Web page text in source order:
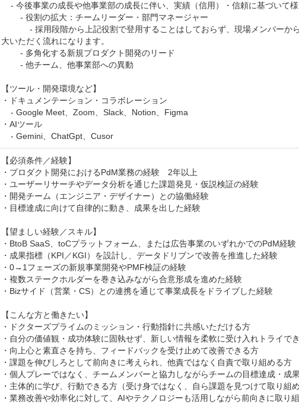
大いただく流れになります。
【ツール・開発環境など】
・ドキュメンテーション・コラボレーション
・AIツール
    - Gemini、ChatGpt、Cusor
【必須条件／経験】
・プロダクト開発におけるPdM業務の経験　2年以上
・ユーザーリサーチやデータ分析を通じた課題発見・仮説検証の経験
・開発チーム（エンジニア・デザイナー）との協働経験
・目標達成に向けて自律的に動き、成果を出した経験
【望ましい経験／スキル】
・BtoB SaaS、toCプラットフォーム、または広告事業のいずれかでのPdM経験
・成果指標（KPI／KGI）を設計し、データドリブンで改善を推進した経験
・0→1フェーズの新規事業開発やPMF検証の経験
・複数ステークホルダーを巻き込みながら合意形成を進めた経験
・Bizサイド（営業・CS）との連携を通じて事業成長をドライブした経験
【こんな方と働きたい】
・ドクターズプライムのミッション・行動指針に共感いただける方
・自分の価値観・成功体験に固執せず、新しい情報を柔軟に受け入れトライで
・向上心と素直さを持ち、フィードバックを受け止めて改善できる方
・課題を伸びしろとして前向きに考えられ、他責ではなく自責で取り組める方
・個人プレーではなく、チームメンバーと協力しながらチームの目標達成・成
・主体的に学び、行動できる方（受け身ではなく、自ら課題を見つけて取り組
・業務改善や効率化に対して、AIやテクノロジーも活用しながら前向きに取り